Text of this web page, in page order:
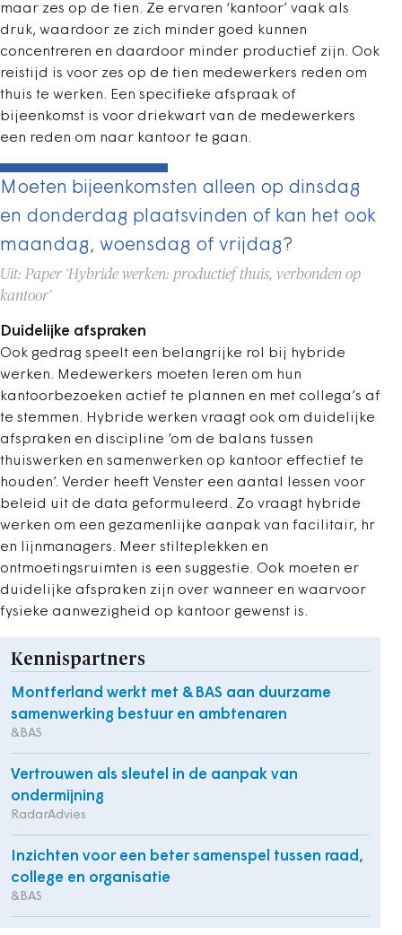
maar zes op de tien. Ze ervaren ‘kantoor’ vaak als
druk, waardoor ze zich minder goed kunnen
concentreren en daardoor minder productief zijn. Ook
reistijd is voor zes op de tien medewerkers reden om
thuis te werken. Een specifieke afspraak of
bijeenkomst is voor driekwart van de medewerkers
een reden om naar kantoor te gaan.
Moeten bijeenkomsten alleen op dinsdag
en donderdag plaatsvinden of kan het ook
maandag, woensdag of vrijdag?
Uit: Paper ‘Hybride werken: productief thuis, verbonden op
kantoor’
Duidelijke afspraken
Ook gedrag speelt een belangrijke rol bij hybride
werken. Medewerkers moeten leren om hun
kantoorbezoeken actief te plannen en met collega’s af
te stemmen. Hybride werken vraagt ook om duidelijke
afspraken en discipline ‘om de balans tussen
thuiswerken en samenwerken op kantoor effectief te
houden’. Verder heeft Venster een aantal lessen voor
beleid uit de data geformuleerd. Zo vraagt hybride
werken om een gezamenlijke aanpak van facilitair, hr
en lijnmanagers. Meer stilteplekken en
ontmoetingsruimten is een suggestie. Ook moeten er
duidelijke afspraken zijn over wanneer en waarvoor
fysieke aanwezigheid op kantoor gewenst is.
Kennispartners
Montferland werkt met &BAS aan duurzame
samenwerking bestuur en ambtenaren
&BAS
Vertrouwen als sleutel in de aanpak van
ondermijning
RadarAdvies
Inzichten voor een beter samenspel tussen raad,
college en organisatie
&BAS